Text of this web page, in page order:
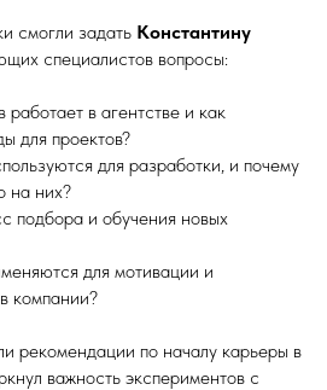
смогли задать Константину
специалистов вопросы:
в агентстве и как
для проектов?
для разработки, и почему
на них?
подбора и обучения новых
для мотивации и
компании?
рекомендации по началу карьеры в
важность экспериментов с